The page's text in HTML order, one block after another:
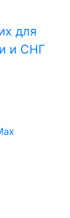
для
и СНГ